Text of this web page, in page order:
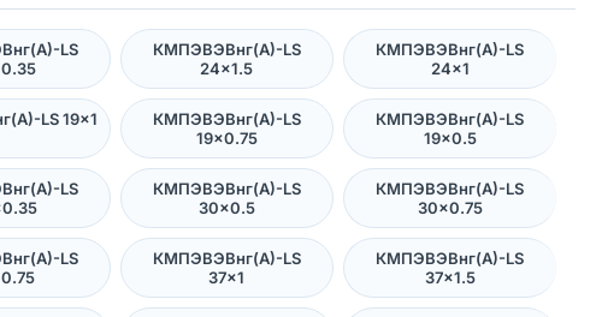
LS
КМПЭВЭВнг(А)-LS
24×1.5
КМПЭВЭВнг(А)-LS
24×1
LS 19×1
КМПЭВЭВнг(А)-LS
19×0.75
КМПЭВЭВнг(А)-LS
19×0.5
LS
КМПЭВЭВнг(А)-LS
30×0.5
КМПЭВЭВнг(А)-LS
30×0.75
LS
КМПЭВЭВнг(А)-LS
37×1
КМПЭВЭВнг(А)-LS
37×1.5